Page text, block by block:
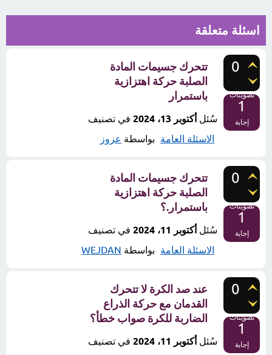
اسئلة متعلقة
0
تصويتات
1
إجابة
تتحرك جسيمات المادة
الصلبة حركة اهتزازية
باستمرار
سُئل أكتوبر 13، 2024
في تصنيف
الاسئلة العامة
بواسطة عزوز
0
تصويتات
1
إجابة
تتحرك جسيمات المادة
الصلبة حركة اهتزازية
باستمرار.؟
سُئل أكتوبر 11، 2024
في تصنيف
الاسئلة العامة
بواسطة WEJDAN
0
تصويتات
1
إجابة
عند صد الكرة لا تتحرك
القدمان مع حركة الذراع
الضاربة للكرة صواب خطأ؟
سُئل أكتوبر 11، 2024
في تصنيف